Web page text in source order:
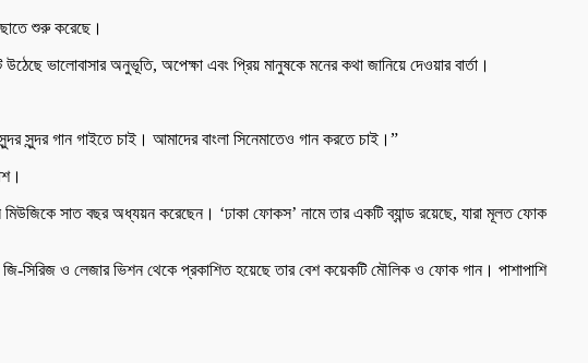
শুরু করেছে।
ভালোবাসার অনুভূতি, অপেক্ষা এবং প্রিয় মানুষকে মনের কথা জানিয়ে দেওয়ার বার্তা।
সুন্দর গান গাইতে চাই। আমাদের বাংলা সিনেমাতেও গান করতে চাই।”
সাত বছর অধ্যয়ন করেছেন। ‘ঢাকা ফোকস’ নামে তার একটি ব্যান্ড রয়েছে, যারা মূলত ফোক
ও লেজার ভিশন থেকে প্রকাশিত হয়েছে তার বেশ কয়েকটি মৌলিক ও ফোক গান। পাশাপাশি